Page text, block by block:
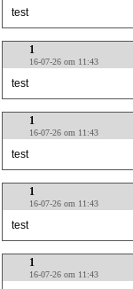
test
1
16-07-26 om 11:43
test
1
16-07-26 om 11:43
test
1
16-07-26 om 11:43
test
1
16-07-26 om 11:43